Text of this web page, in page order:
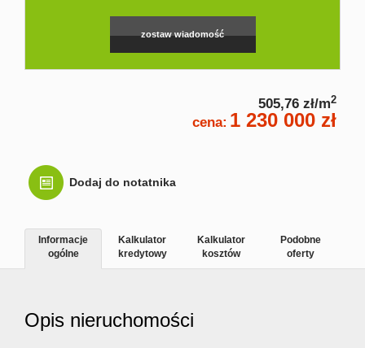
Kontakt
zostaw wiadomość
505,76 zł/m2
cena: 1 230 000 zł
Dodaj do notatnika
Informacje
ogólne
Kalkulator
kredytowy
Kalkulator
kosztów
Podobne
oferty
Opis nieruchomości